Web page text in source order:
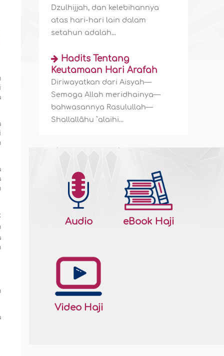
Dzulhijjah, dan kelebihannya
atas hari-hari lain dalam
setahun adalah...
Hadits Tentang
Keutamaan Hari Arafah
Diriwayatkan dari Aisyah—
Semoga Allah meridhainya—
bahwasannya Rasulullah—
Shallallâhu `alaihi...
Audio eBook Haji
Video Haji